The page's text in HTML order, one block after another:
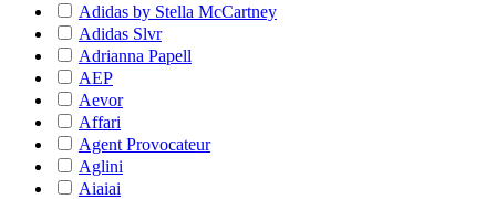
Adidas by Stella McCartney
Adidas Slvr
Adrianna Papell
AEP
Aevor
Affari
Agent Provocateur
Aglini
Aiaiai